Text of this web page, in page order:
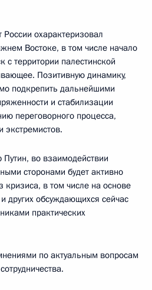
охарактеризовал
Востоке, в том числе начало
с территории палестинской
Позитивную динамику,
подкрепить дальнейшими
и стабилизации
переговорного процесса,
экстремистов.
во взаимодействии
сторонами будет активно
кризиса, в том числе на основе
других обсуждающихся сейчас
практических
по актуальным вопросам